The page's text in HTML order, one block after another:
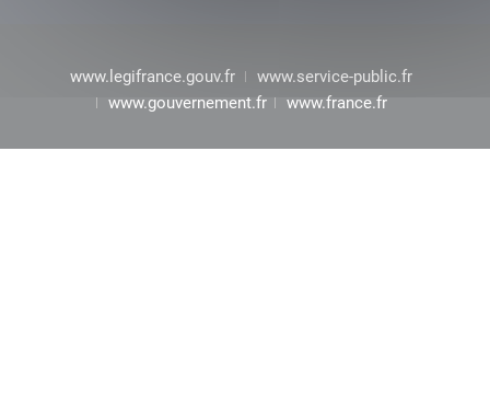
www.legifrance.gouv.fr
www.service-public.fr
www.gouvernement.fr
www.france.fr